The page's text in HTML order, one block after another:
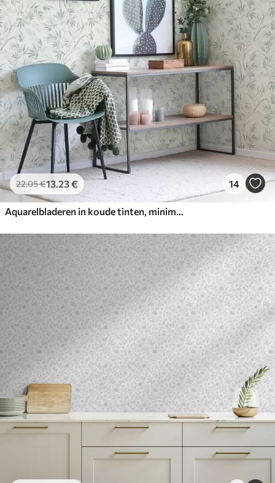
22.05€13.23€ 14
Aquarelbladeren in koude tinten, minimalistisch ontwerp